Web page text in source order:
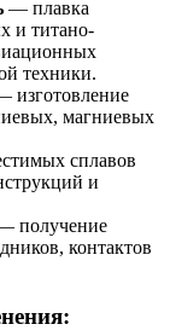
— плавка
и титано-
техники.
изготовление
магниевых
сплавов
и
получение
контактов